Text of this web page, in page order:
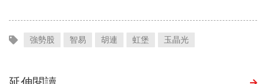
強勢股 智易 胡連 虹堡 玉晶光